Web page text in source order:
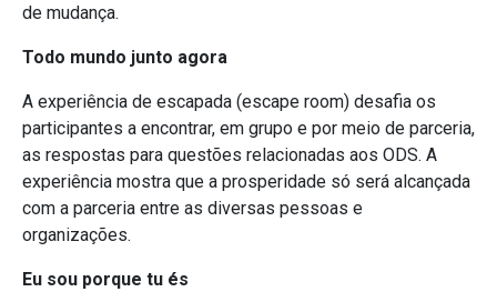
de mudança.
Todo mundo junto agora
A experiência de escapada (escape room) desafia os
participantes a encontrar, em grupo e por meio de parceria,
as respostas para questões relacionadas aos ODS. A
experiência mostra que a prosperidade só será alcançada
com a parceria entre as diversas pessoas e
organizações.
Eu sou porque tu és